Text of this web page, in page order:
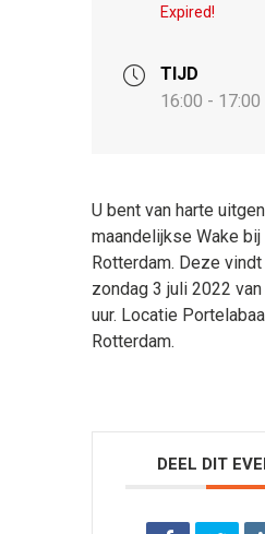
Expired!
TIJD
16:00 - 17:00
U bent van harte
maandelijkse Wake
Rotterdam. Deze
zondag 3 juli 2022
uur. Locatie
Rotterdam.
DEEL DIT